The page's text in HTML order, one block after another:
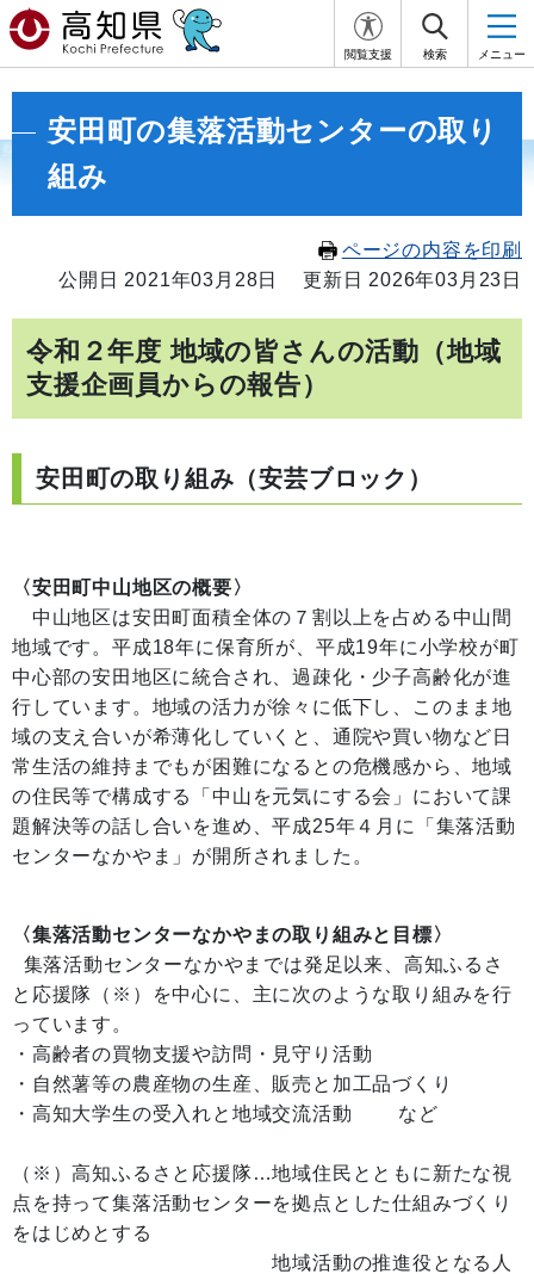
閲覧支援 検索 メニュー
安田町の集落活動センターの取り
組み
ページの内容を印刷
公開日 2021年03月28日
更新日 2026年03月23日
令和２年度 地域の皆さんの活動（地域
支援企画員からの報告）
安田町の取り組み（安芸ブロック）
〈安田町中山地区の概要〉
中山地区は安田町面積全体の７割以上を占める中山間
地域です。平成18年に保育所が、平成19年に小学校が町
中心部の安田地区に統合され、過疎化・少子高齢化が進
行しています。地域の活力が徐々に低下し、このまま地
域の支え合いが希薄化していくと、通院や買い物など日
常生活の維持までもが困難になるとの危機感から、地域
の住民等で構成する「中山を元気にする会」において課
題解決等の話し合いを進め、平成25年４月に「集落活動
センターなかやま」が開所されました。
〈集落活動センターなかやまの取り組みと目標〉
集落活動センターなかやまでは発足以来、高知ふるさ
と応援隊（※）を中心に、主に次のような取り組みを行
っています。
・高齢者の買物支援や訪問・見守り活動
・自然薯等の農産物の生産、販売と加工品づくり
・高知大学生の受入れと地域交流活動 など
（※）高知ふるさと応援隊…地域住民とともに新たな視
点を持って集落活動センターを拠点とした仕組みづくり
をはじめとする
地域活動の推進役となる人